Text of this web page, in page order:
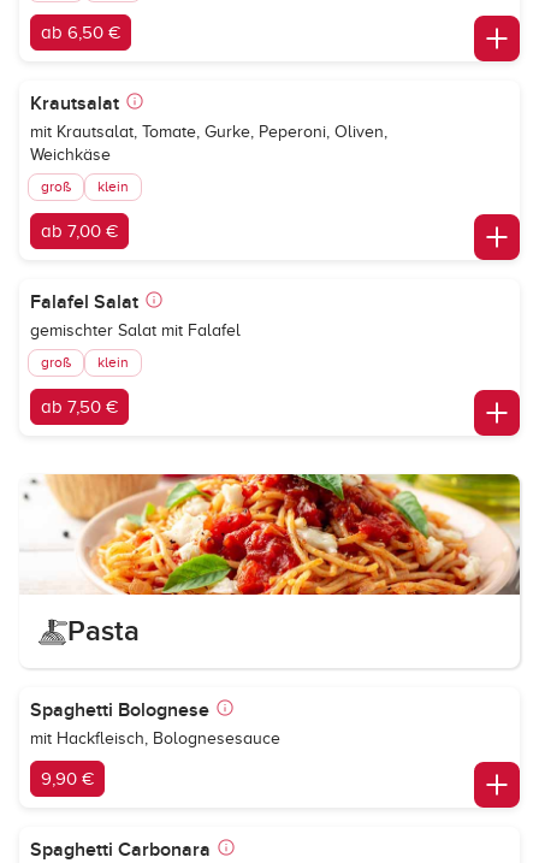
ab 6,50 €
Krautsalat
mit Krautsalat, Tomate, Gurke, Peperoni, Oliven,
Weichkäse
groß klein
ab 7,00 €
Falafel Salat
gemischter Salat mit Falafel
groß klein
ab 7,50 €
Pasta
Spaghetti Bolognese
mit Hackfleisch, Bolognesesauce
9,90 €
Spaghetti Carbonara